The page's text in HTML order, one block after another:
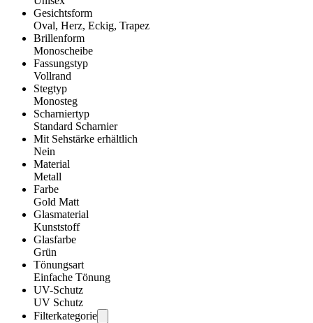
Gesichtsform
Oval, Herz, Eckig, Trapez
Brillenform
Monoscheibe
Fassungstyp
Vollrand
Stegtyp
Monosteg
Scharniertyp
Standard Scharnier
Mit Sehstärke erhältlich
Nein
Material
Metall
Farbe
Gold Matt
Glasmaterial
Kunststoff
Glasfarbe
Grün
Tönungsart
Einfache Tönung
UV-Schutz
UV Schutz
Filterkategorie